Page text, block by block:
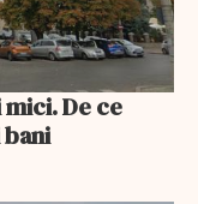
De ce
bani